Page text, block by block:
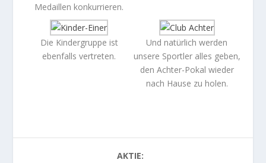
Medaillen konkurrieren.
Die Kindergruppe ist
ebenfalls vertreten.
Und natürlich werden
unsere Sportler alles geben,
den Achter-Pokal wieder
nach Hause zu holen.
AKTIE: